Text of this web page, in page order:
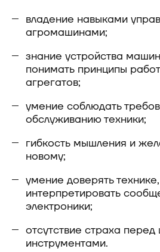
владение навыками
агромашинами;
знание устройства
понимать принципы
агрегатов;
умение соблюдать
обслуживанию техники;
гибкость мышления и
новому;
умение доверять
интерпретировать
электроники;
отсутствие страха
инструментами.